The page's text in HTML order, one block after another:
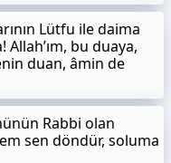
Lütfu ile daima
bu duaya,
duan, âmin de
Rabbi olan
sen döndür, soluma